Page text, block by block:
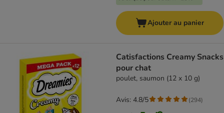
Ajouter au panier
Catisfactions Creamy Snacks
pour chat
poulet, saumon (12 x 10 g)
Avis: 4.8/5 (294)